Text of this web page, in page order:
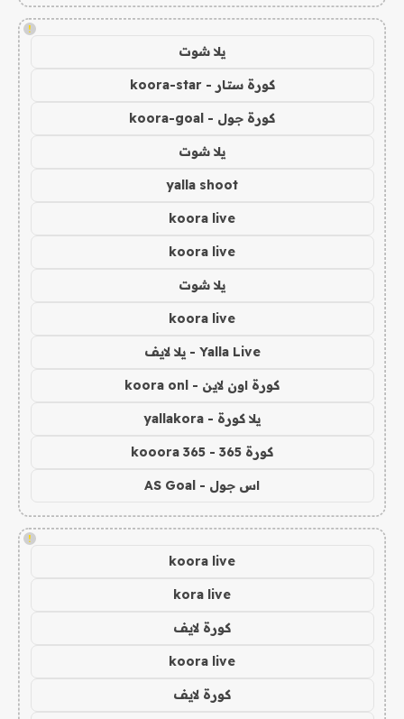
!
يلا شوت
كورة ستار - koora-star
كورة جول - koora-goal
يلا شوت
yalla shoot
koora live
koora live
يلا شوت
koora live
Yalla Live - يلا لايف
كورة اون لاين - koora onl
يلا كورة - yallakora
كورة 365 - kooora 365
اس جول - AS Goal
!
koora live
kora live
كورة لايف
koora live
كورة لايف